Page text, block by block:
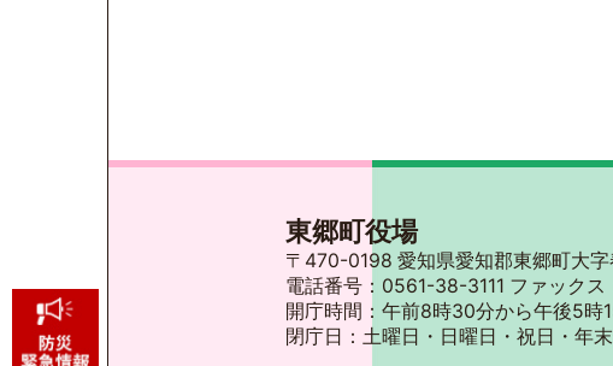
東郷町役場
〒470-0198 愛知県愛知郡東郷町大
電話番号：0561-38-3111 ファック
開庁時間：午前8時30分から午後5時
閉庁日：土曜日・日曜日・祝日・年